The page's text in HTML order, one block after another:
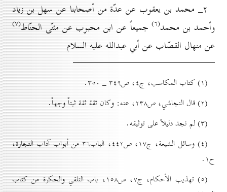
۲_ محمد بن يعقوب عن عدّة من أصحابنا عن سهل بن زياد
وأحمد بن محمد(٦) جميعاً عن ابن محبوب عن مثنّى الحنّاط(۷)
عن منهال القصّاب عن أبي عبدالله عليه السلام
(۱) کتاب المكاسب، ج٤، ص۳٤۹ _ ۳٥٠.
(۲) قال النجاشي، ص۲۳۸، عنه: وكان ثقة ثقة ثبتاً وجهاً.
(۳) لم نجد دليلاً على توثيقه.
(٤) وسائل الشيعة، ج۱۷، ص٤٤۲، الباب۳٦ من أبواب آداب التجارة،
ح۱.
(٥) تهذيب الأحکام، ج۷، ص۱٥۸، باب التلقي والحکرة من کتاب